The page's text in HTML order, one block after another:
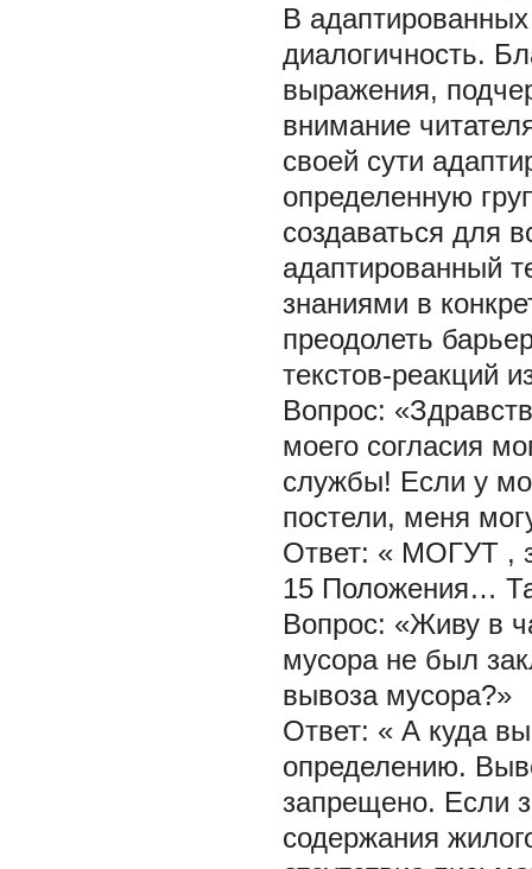
В
диалогичность.
выражения,
внимание
своей сути
определенную
создаваться для
адаптированный
знаниями в
преодолеть
текстов-реакций
Вопрос:
моего согласия
службы! Если у
постели, меня
Ответ: « МОГУТ ,
15 Положения…
Вопрос: «Живу в
мусора не был
вывоза мусора?»
Ответ: « А куда
определению.
запрещено. Если
содержания